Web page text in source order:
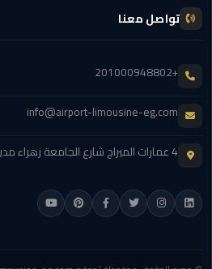
ليموزين
مرسيدس
أسعار
مطار
العرب
اسعار
ليموزين
تواصل معنا
+201000948802
info@airport-limousine-eg.com
4 عمارات الميراج شارع الجامعة زهراء مدينة نصر القاهرة مصر